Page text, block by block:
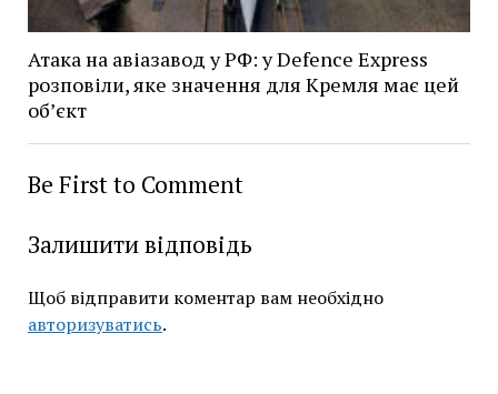
Атака на авіазавод у РФ: у Defence Express
розповіли, яке значення для Кремля має цей
об’єкт
Be First to Comment
Залишити відповідь
Щоб відправити коментар вам необхідно
авторизуватись.